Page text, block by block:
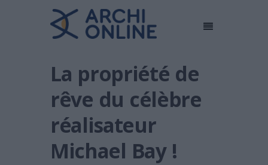
La propriété de
rêve du célèbre
réalisateur
Michael Bay !